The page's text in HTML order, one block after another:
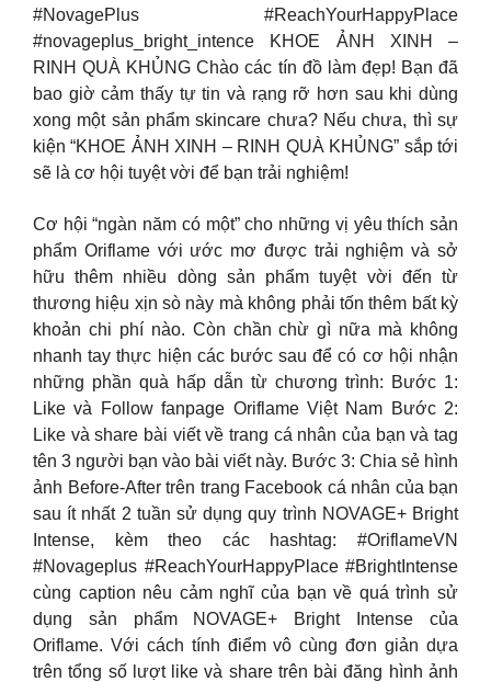
#NovagePlus #ReachYourHappyPlace
#novageplus_bright_intence KHOE ẢNH XINH –
RINH QUÀ KHỦNG Chào các tín đồ làm đẹp! Bạn đã
bao giờ cảm thấy tự tin và rạng rỡ hơn sau khi dùng
xong một sản phẩm skincare chưa? Nếu chưa, thì sự
kiện “KHOE ẢNH XINH – RINH QUÀ KHỦNG” sắp tới
sẽ là cơ hội tuyệt vời để bạn trải nghiệm!
Cơ hội “ngàn năm có một” cho những vị yêu thích sản
phẩm Oriflame với ước mơ được trải nghiệm và sở
hữu thêm nhiều dòng sản phẩm tuyệt vời đến từ
thương hiệu xịn sò này mà không phải tốn thêm bất kỳ
khoản chi phí nào. Còn chần chừ gì nữa mà không
nhanh tay thực hiện các bước sau để có cơ hội nhận
những phần quà hấp dẫn từ chương trình: Bước 1:
Like và Follow fanpage Oriflame Việt Nam Bước 2:
Like và share bài viết về trang cá nhân của bạn và tag
tên 3 người bạn vào bài viết này. Bước 3: Chia sẻ hình
ảnh Before-After trên trang Facebook cá nhân của bạn
sau ít nhất 2 tuần sử dụng quy trình NOVAGE+ Bright
Intense, kèm theo các hashtag: #OriflameVN
#Novageplus #ReachYourHappyPlace #BrightIntense
cùng caption nêu cảm nghĩ của bạn về quá trình sử
dụng sản phẩm NOVAGE+ Bright Intense của
Oriflame. Với cách tính điểm vô cùng đơn giản dựa
trên tổng số lượt like và share trên bài đăng hình ảnh